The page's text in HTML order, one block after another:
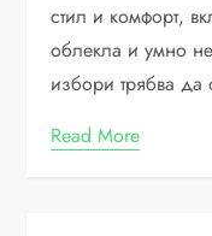
стил и комфорт,
облекла и умно
избори трябва да
Read More